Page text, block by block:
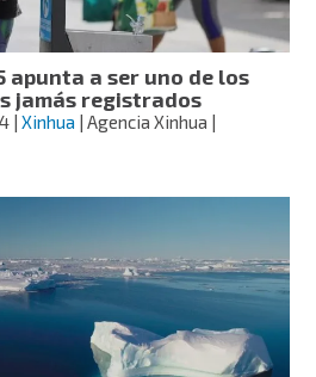
a ser uno de los
jamás registrados
|Xinhua
| Agencia Xinhua |